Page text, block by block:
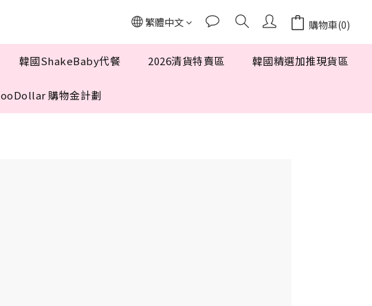
繁體中文 購物車(0)
韓國ShakeBaby代餐 2026清貨特賣區 韓國精選加推現貨區
購物金計劃